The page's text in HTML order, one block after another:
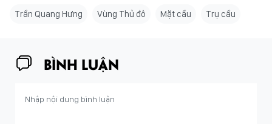
Trần Quang Hưng Vùng Thủ đô Mặt cầu Trụ cầu
BÌNH LUẬN